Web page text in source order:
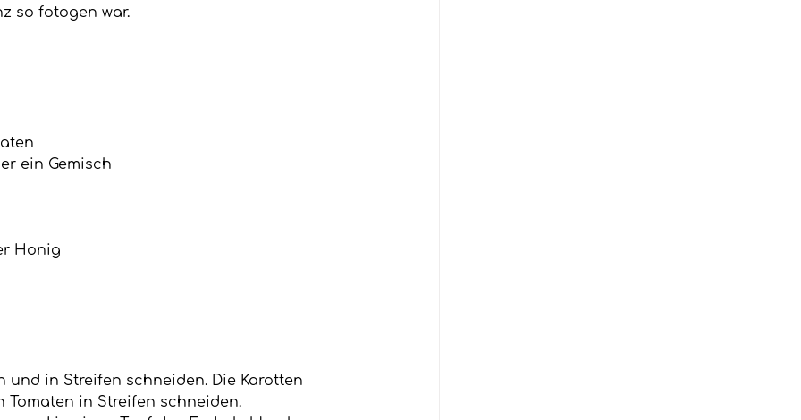
so fotogen war.
ein Gemisch
Honig
und in Streifen schneiden. Die Karotten
Tomaten in Streifen schneiden.